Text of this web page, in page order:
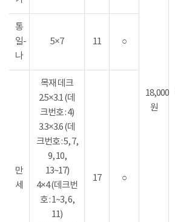
18,000
원
통
일-
나
5×7 11 ○
만
세
목재 데크
2.5×3.1 (데
크번호 : 4)
3.3×3.6 (데
크번호 : 5, 7,
9, 10,
13~17)
4×4 (데크번
호 : 1~3, 6,
11)
17 ○